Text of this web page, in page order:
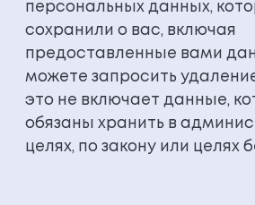
персональных данных,
сохранили о вас, включая
предоставленные вами
можете запросить
это не включает данные,
обязаны хранить в
целях, по закону или целях